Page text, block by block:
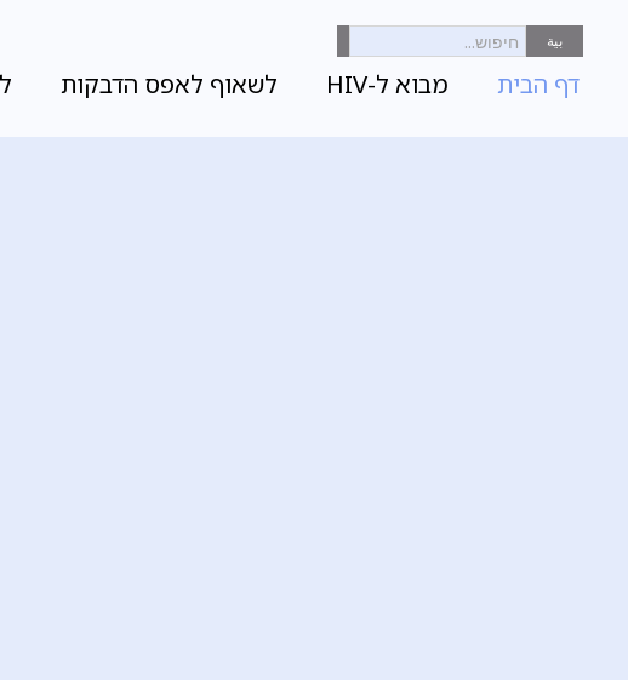
بية
דף הבית מבוא ל-HIV לשאוף לאפס הדבקות